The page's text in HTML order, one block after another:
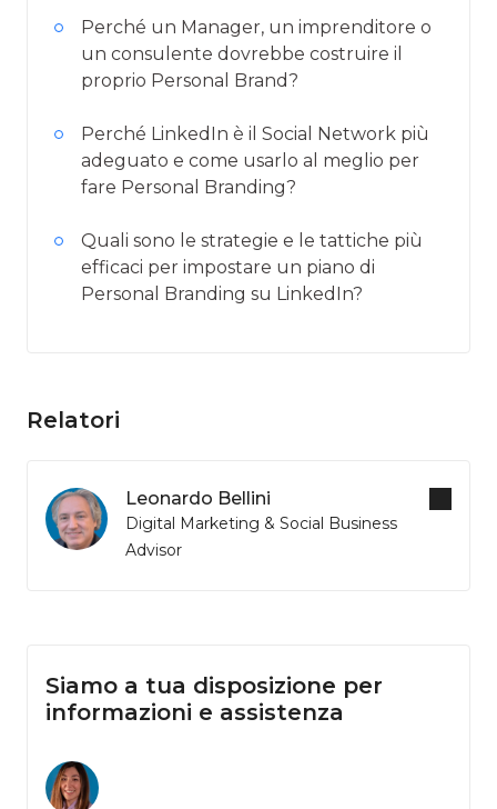
Perché un Manager, un imprenditore o
un consulente dovrebbe costruire il
proprio Personal Brand?
Perché LinkedIn è il Social Network più
adeguato e come usarlo al meglio per
fare Personal Branding?
Quali sono le strategie e le tattiche più
efficaci per impostare un piano di
Personal Branding su LinkedIn?
Relatori
Leonardo Bellini
Digital Marketing & Social Business
Advisor
Siamo a tua disposizione per
informazioni e assistenza